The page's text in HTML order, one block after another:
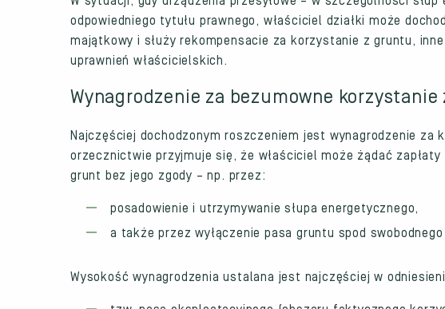
odpowiedniego tytułu prawnego, właściciel działki może
majątkowy i służy rekompensacie za korzystanie z gruntu,
uprawnień właścicielskich.
Wynagrodzenie za bezumowne
Najczęściej dochodzonym roszczeniem jest wynagrodzenie
orzecznictwie przyjmuje się, że właściciel może żądać
grunt bez jego zgody – np. przez:
posadowienie i utrzymywanie słupa energetycznego,
a także przez wyłączenie pasa gruntu spod
Wysokość wynagrodzenia ustalana jest najczęściej w